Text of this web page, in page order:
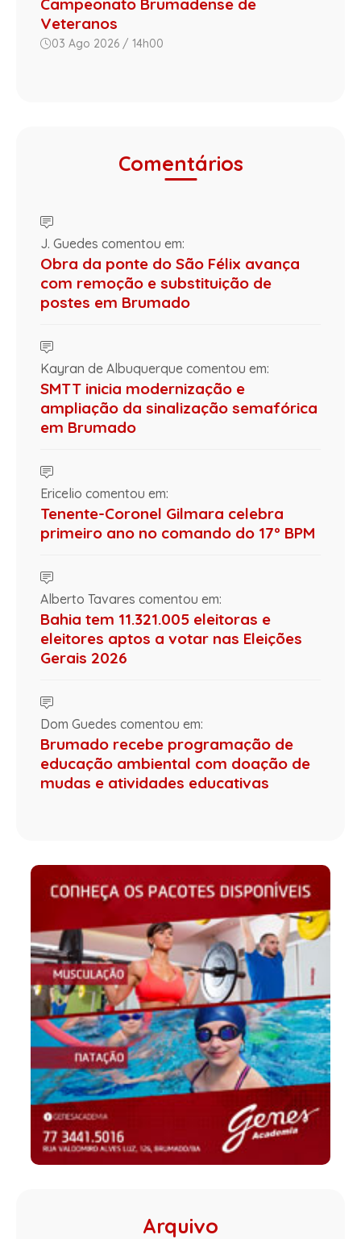
Campeonato Brumadense de
Veteranos
03 Ago 2026 / 14h00
Comentários
J. Guedes comentou em:
Obra da ponte do São Félix avança
com remoção e substituição de
postes em Brumado
Kayran de Albuquerque comentou em:
SMTT inicia modernização e
ampliação da sinalização semafórica
em Brumado
Ericelio comentou em:
Tenente-Coronel Gilmara celebra
primeiro ano no comando do 17º BPM
Alberto Tavares comentou em:
Bahia tem 11.321.005 eleitoras e
eleitores aptos a votar nas Eleições
Gerais 2026
Dom Guedes comentou em:
Brumado recebe programação de
educação ambiental com doação de
mudas e atividades educativas
Arquivo